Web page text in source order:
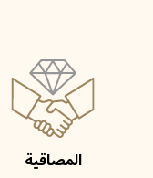
المصاقية